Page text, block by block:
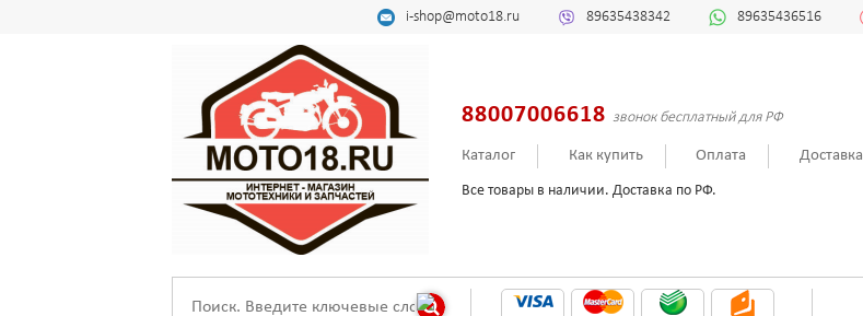
i-shop@moto18.ru 89635438342 89635436516
88007006618 звонок бесплатный для РФ
Каталог Как купить Оплата Доставка
Все товары в наличии. Доставка по РФ.